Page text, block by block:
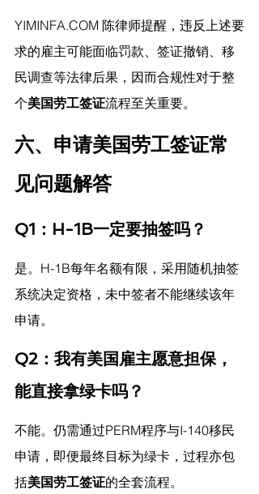
YIMINFA.COM 陈律师提醒， 违反上述要
求的雇主可能面临罚款、签证撤销、移
民调查等法律后果，因而合规性对于整
个美国劳工签证流程至关重要。
六、申请美国劳工签证常
见问题解答
Q1：H-1B一定要抽签吗？
是。H-1B每年名额有限，采用随机抽签
系统决定资格，未中签者不能继续该年
申请。
Q2：我有美国雇主愿意担保，
能直接拿绿卡吗？
不能。仍需通过PERM程序与I-140移民
申请，即便最终目标为绿卡，过程亦包
括美国劳工签证的全套流程。